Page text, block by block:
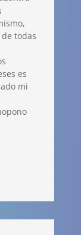
todas
es
mi